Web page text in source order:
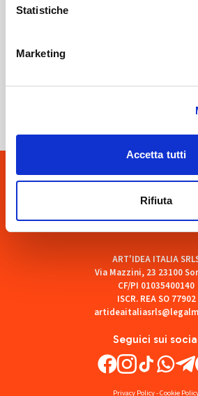
Statistiche
Marketing
Accetta tutti
Rifiuta
SOF Società Onoranze Funebri
Seguici sui
ART'IDEA ITALIA
Via Mazzini, 23 23100
CF/PI 01035400140
ISCR. REA SO 77902
Privacy Policy-Cookie